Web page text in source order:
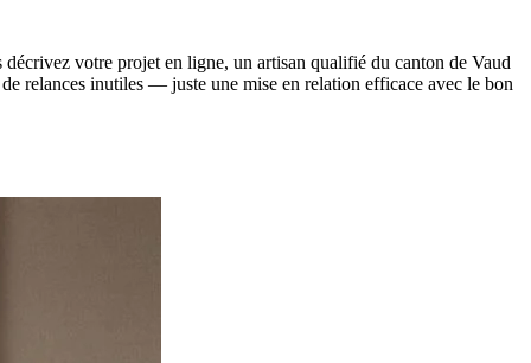
votre projet en ligne, un artisan qualifié du canton de Vaud
relances inutiles — juste une mise en relation efficace avec le bon